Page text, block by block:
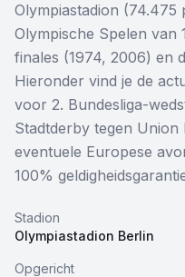
Blog
Alle Events
Olympiastadion
Olympische Spelen van
finales (1974, 2006) en
Hieronder vind je de
voor 2. Bundesliga-
Stadtderby tegen
eventuele Europese
100%
Stadion
Olympiastadion Berlin
Opgericht